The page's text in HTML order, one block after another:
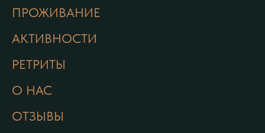
ПРОЖИВАНИЕ
АКТИВНОСТИ
РЕТРИТЫ
О НАС
ОТЗЫВЫ